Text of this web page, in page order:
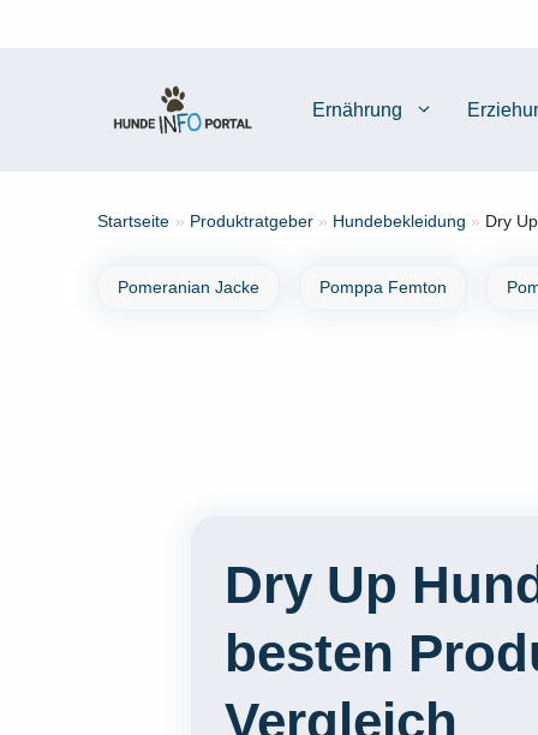
Ernährung
Startseite » Produktratgeber » Hundebekleidung » Dry
Pomeranian Jacke Pomppa Femton
Dry Up
besten
Vergleich